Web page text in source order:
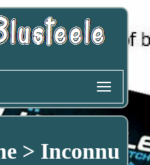
> Inconnu